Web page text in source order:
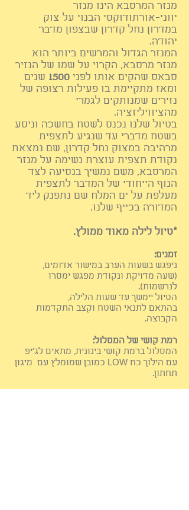
מנזר המרסבא הינו מנזר
יווני-אורתודוקסי הבנוי על צוק
במדרון נחל קדרון שבצפון מדבר
יהודה.
המנזר הגדול והמרשים ביותר הוא
מנזר מרסבא, הקרוי על שמו של הנזיר
סבאס שהקים אותו לפני 1500 שנים
ומאז מתקיימת בו פעילות רצופה של
נזירים שמנותקים לגמרי
מהציוויליזציה.
בטיול שלנו נכנס לשטח בחשכה וניסע
בשטח מדברי עד שנגיע לתצפית
מרהיבה במצוק נחל קדרון, שם נמצאת
נקודת תצפית עוצרת נשימה על מנזר
המרסבא, משם נמשיך בנסיעה לצד
הנוף הייחודי של המדבר לתצפית
מעלפת על ים המלח שם נתפנק ליד
המדורה בכייף שלנו.
*טיול לילה מאוד ממולץ.
זמנים:
ניפגש בשעות הערב במישור אדומים,
(שעה מדויקת ונקודת מפגש ימסרו
לנרשמות).
הטיול יימשך עד שעות הלילה,
בהתאם לתנאי השטח וקצב התקדמות
הקבוצה.
רמת קושי של המסלול:
המסלול ברמת קושי בינונית, מתאים לג'יפ
עם הילוך כח LOW כמובן שמומלץ עם מיגון
תחתון.